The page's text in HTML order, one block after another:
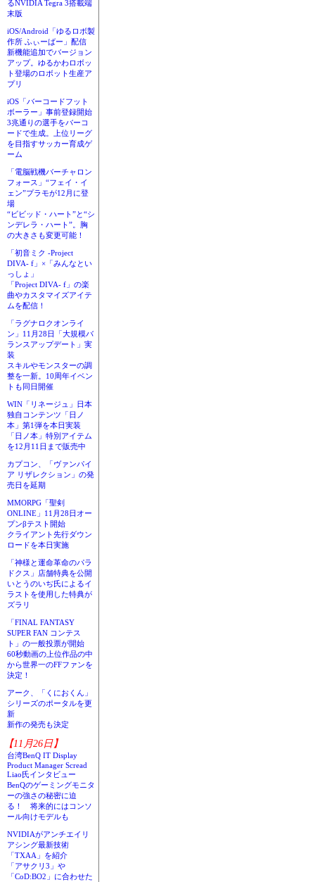
るNVIDIA Tegra 3搭載端
末版
iOS/Android「ゆるロボ製
作所 ふぃーばー」配信
新機能追加でバージョン
アップ。ゆるかわロボッ
ト登場のロボット生産ア
プリ
iOS「バーコードフット
ボーラー」事前登録開始
3兆通りの選手をバーコ
ードで生成。上位リーグ
を目指すサッカー育成ゲ
ーム
「電脳戦機バーチャロン
フォース」“フェイ・イ
ェン”プラモが12月に登
場
“ビビッド・ハート”と“シ
ンデレラ・ハート”。胸
の大きさも変更可能！
「初音ミク -Project
DIVA- f」×「みんなとい
っしょ」
「Project DIVA- f」の楽
曲やカスタマイズアイテ
ムを配信！
「ラグナロクオンライ
ン」11月28日「大規模バ
ランスアップデート」実
装
スキルやモンスターの調
整を一新。10周年イベン
トも同日開催
WIN「リネージュ」日本
独自コンテンツ「日ノ
本」第1弾を本日実装
「日ノ本」特別アイテム
を12月11日まで販売中
カプコン、「ヴァンパイ
ア リザレクション」の発
売日を延期
MMORPG「聖剣
ONLINE」11月28日オー
プンβテスト開始
クライアント先行ダウン
ロードを本日実施
「神様と運命革命のパラ
ドクス」店舗特典を公開
いとうのいぢ氏によるイ
ラストを使用した特典が
ズラリ
「FINAL FANTASY
SUPER FAN コンテス
ト」の一般投票が開始
60秒動画の上位作品の中
から世界一のFFファンを
決定！
アーク、「くにおくん」
シリーズのポータルを更
新
新作の発売も決定
【11月26日】
台湾BenQ IT Display
Product Manager Scread
Liao氏インタビュー
BenQのゲーミングモニタ
ーの強さの秘密に迫
る！ 将来的にはコンソ
ール向けモデルも
NVIDIAがアンチエイリ
アシング最新技術
「TXAA」を紹介
「アサクリ3」や
「CoD:BO2」に合わせた